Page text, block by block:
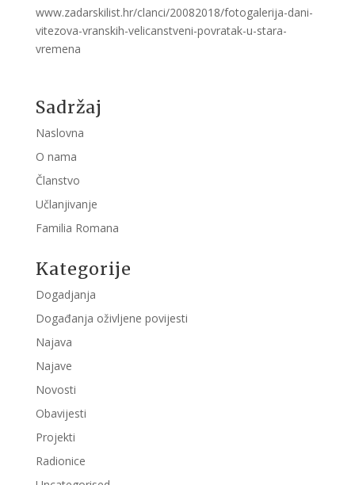
www.zadarskilist.hr/clanci/20082018/fotogalerija-dani-
vitezova-vranskih-velicanstveni-povratak-u-stara-
vremena
Sadržaj
Naslovna
O nama
Članstvo
Učlanjivanje
Familia Romana
Kategorije
Dogadjanja
Događanja oživljene povijesti
Najava
Najave
Novosti
Obavijesti
Projekti
Radionice